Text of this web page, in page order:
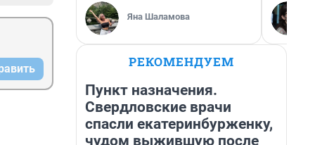
Яна Шаламова
РЕКОМЕНДУЕМ
Пункт назначения.
Свердловские врачи
спасли екатеринбурженку,
чудом выжившую после